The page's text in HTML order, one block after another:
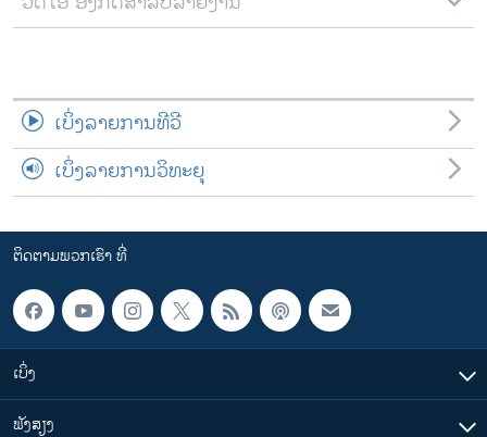
ເບິ່ງລາຍການທີວີ
ເບິ່ງລາຍການວິທະຍຸ
ຕິດຕາມພວກເຮົາ ທີ່
ເບິ່ງ
ຟັງສຽງ